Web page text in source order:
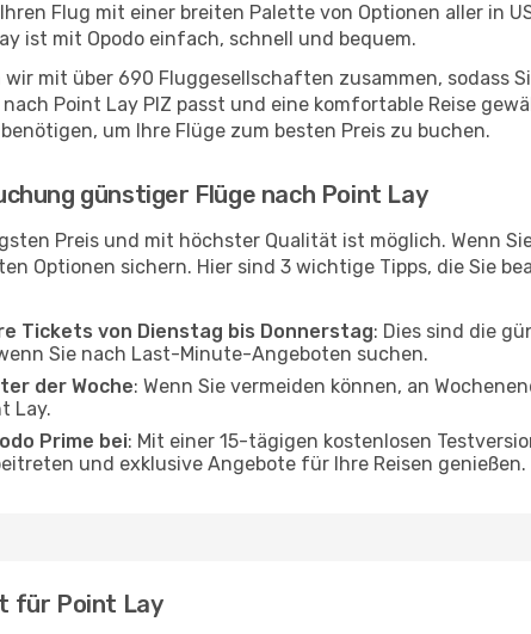
Flug mit einer breiten Palette von Optionen aller in
ist mit Opodo einfach, schnell und bequem.
wir mit über 690 Fluggesellschaften zusammen, sodass
Point Lay PIZ passt und eine komfortable Reise
um Ihre Flüge zum besten Preis zu buchen.
günstiger Flüge nach Point Lay
Preis und mit höchster Qualität ist möglich. Wenn
Optionen sichern. Hier sind 3 wichtige Tipps, die Sie
Tickets von Dienstag bis Donnerstag: Dies sind die
Sie nach Last-Minute-Angeboten suchen.
der Woche: Wenn Sie vermeiden können, an
Lay.
Prime bei: Mit einer 15-tägigen kostenlosen
und exklusive Angebote für Ihre Reisen genießen.
für Point Lay